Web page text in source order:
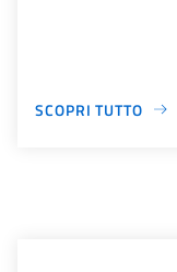
SCOPRI TUTTO